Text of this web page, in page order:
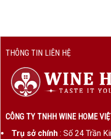
THÔNG TIN LIÊN HỆ
CÔNG TY TNHH WINE HOME
Trụ sở chính: Số 24 Trần